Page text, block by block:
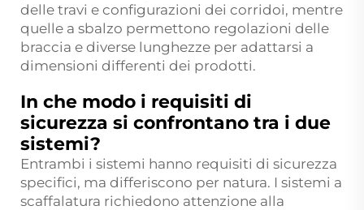
delle travi e configurazioni dei corridoi, mentre
quelle a sbalzo permettono regolazioni delle
braccia e diverse lunghezze per adattarsi a
dimensioni differenti dei prodotti.
In che modo i requisiti di
sicurezza si confrontano tra i due
sistemi?
Entrambi i sistemi hanno requisiti di sicurezza
specifici, ma differiscono per natura. I sistemi a
scaffalatura richiedono attenzione alla